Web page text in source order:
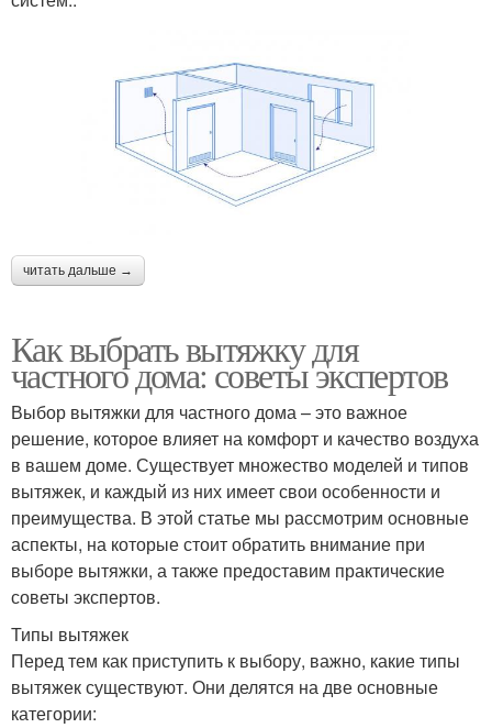
читать дальше →
Как выбрать вытяжку для
частного дома: советы экспертов
Выбор вытяжки для частного дома – это важное
решение, которое влияет на комфорт и качество воздуха
в вашем доме. Существует множество моделей и типов
вытяжек, и каждый из них имеет свои особенности и
преимущества. В этой статье мы рассмотрим основные
аспекты, на которые стоит обратить внимание при
выборе вытяжки, а также предоставим практические
советы экспертов.
Типы вытяжек
Перед тем как приступить к выбору, важно, какие типы
вытяжек существуют. Они делятся на две основные
категории: